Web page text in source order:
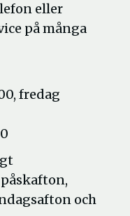
eller
på många
fredag
och